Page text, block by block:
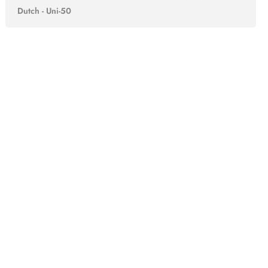
Dutch - Uni-50